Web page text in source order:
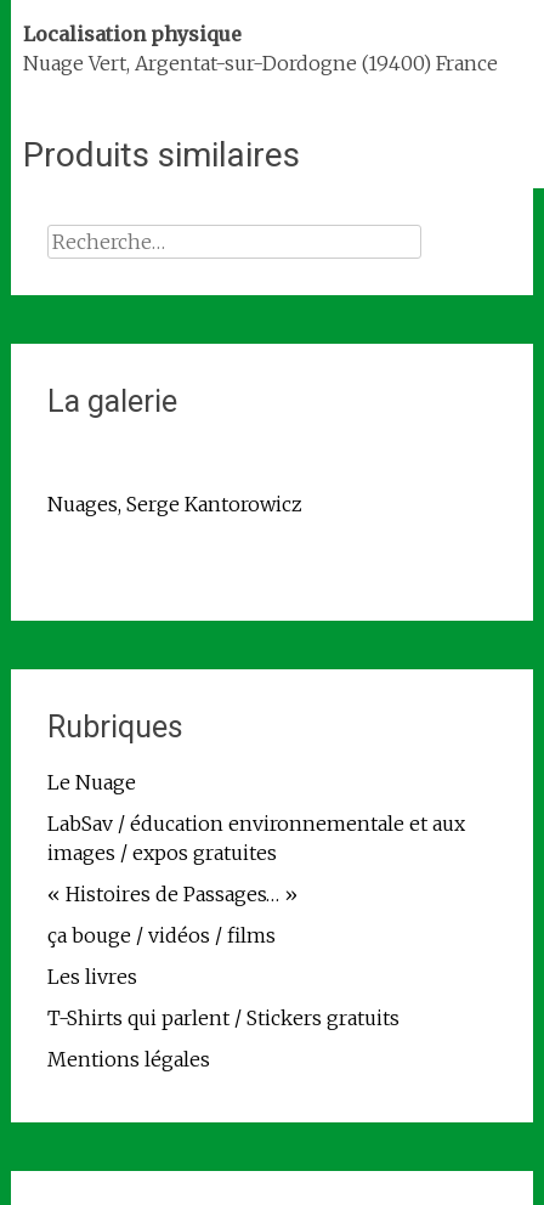
Localisation physique
Nuage Vert, Argentat-sur-Dordogne (19400) France
Produits similaires
Rechercher :
La galerie
Nuages, Serge Kantorowicz
Rubriques
Le Nuage
LabSav / éducation environnementale et aux
images / expos gratuites
« Histoires de Passages… »
ça bouge / vidéos / films
Les livres
T-Shirts qui parlent / Stickers gratuits
Mentions légales